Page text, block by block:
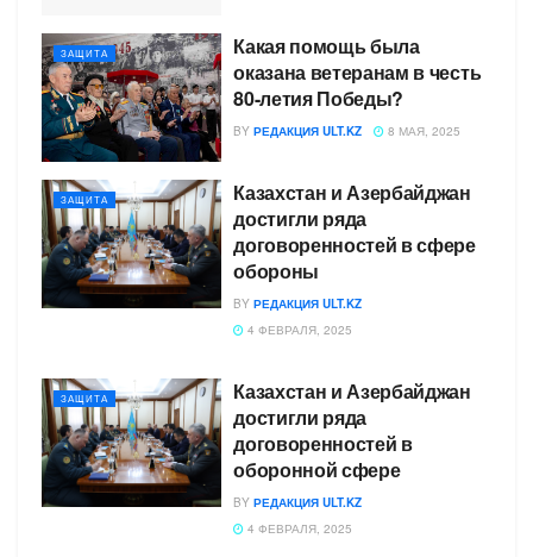
ЗАЩИТА
Какая помощь была
оказана ветеранам в честь
80-летия Победы?
BY РЕДАКЦИЯ ULT.KZ 8 МАЯ, 2025
ЗАЩИТА
Казахстан и Азербайджан
достигли ряда
договоренностей в сфере
обороны
BY РЕДАКЦИЯ ULT.KZ
4 ФЕВРАЛЯ, 2025
ЗАЩИТА
Казахстан и Азербайджан
достигли ряда
договоренностей в
оборонной сфере
BY РЕДАКЦИЯ ULT.KZ
4 ФЕВРАЛЯ, 2025